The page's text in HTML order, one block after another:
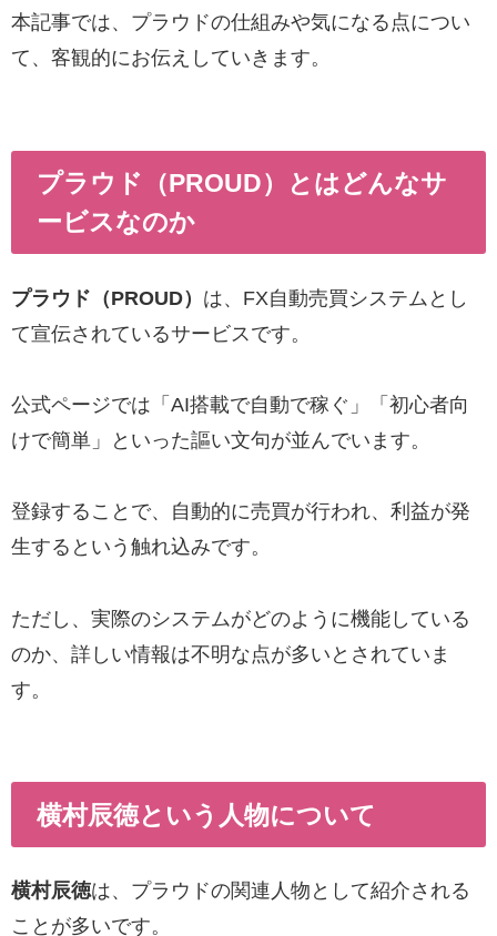
本記事では、プラウドの仕組みや気になる点につい
て、客観的にお伝えしていきます。
プラウド（PROUD）とはどんなサ
ービスなのか
プラウド（PROUD） は、FX自動売買システムとし
て宣伝されているサービスです。
公式ページでは「AI搭載で自動で稼ぐ」「初心者向
けで簡単」といった謳い文句が並んでいます。
登録することで、自動的に売買が行われ、利益が発
生するという触れ込みです。
ただし、実際のシステムがどのように機能している
のか、詳しい情報は不明な点が多いとされていま
す。
横村辰徳という人物について
横村辰徳は、プラウドの関連人物として紹介される
ことが多いです。